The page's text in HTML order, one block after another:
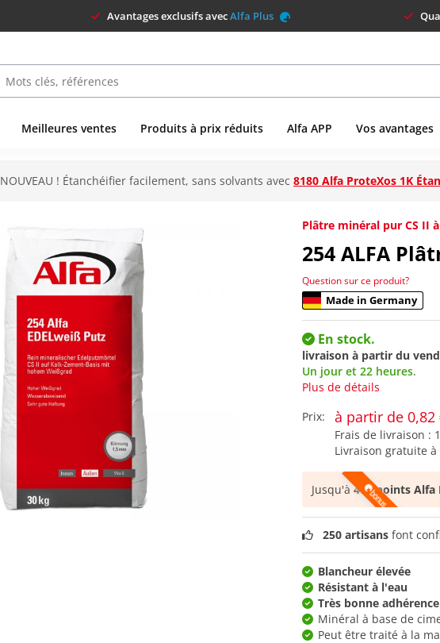
Avantages exclusifs avecAlfa Plus
Meilleures ventes Produits à prix réduits Alfa APP Vos avantages
NOUVEAU ! Étanchéifier facilement, sans solvants avec 8180 Alfa ProteXos 1K
Plâtre minéral pur CS II
254 ALFA
Question sur ce produit?
Made in Germany
En stock.
livraison à partir du
Un jour et 22 heures.
Plus de détails
Prix:
à partir de 0,82
Frais de livraison :
Livraison gratuite
Jusqu'à478 points Alfa
250 artisans font
Blancheur élevée
Résistant à l'eau
Très bonne adhérence
Minéral à base de
Peut être traité à la